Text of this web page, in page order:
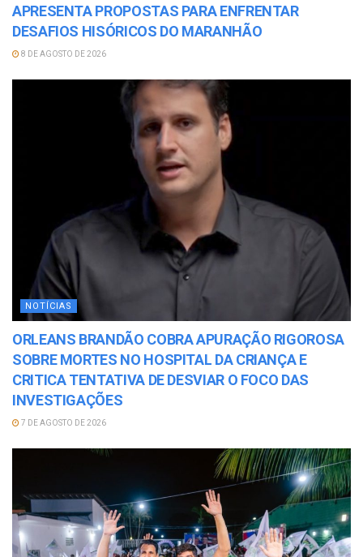
APRESENTA PROPOSTAS PARA ENFRENTAR
DESAFIOS HISÓRICOS DO MARANHÃO
8 DE AGOSTO DE 2026
NOTÍCIAS
ORLEANS BRANDÃO COBRA APURAÇÃO RIGOROSA
SOBRE MORTES NO HOSPITAL DA CRIANÇA E
CRITICA TENTATIVA DE DESVIAR O FOCO DAS
INVESTIGAÇÕES
7 DE AGOSTO DE 2026